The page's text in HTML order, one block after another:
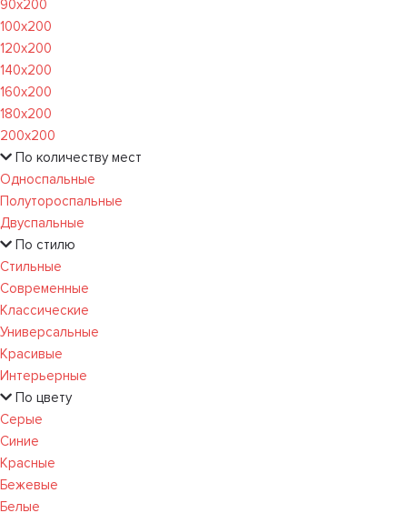
90х200
100х200
120x200
140х200
160х200
180х200
200х200
По количеству мест
Односпальные
Полутороспальные
Двуспальные
По стилю
Стильные
Современные
Классические
Универсальные
Красивые
Интерьерные
По цвету
Серые
Синие
Красные
Бежевые
Белые